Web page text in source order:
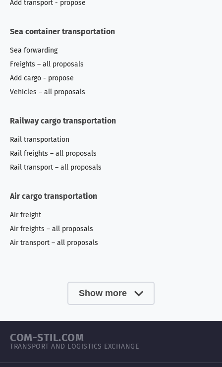
Add transport - propose
Sea container transportation
Sea forwarding
Freights – all proposals
Add cargo - propose
Vehicles – all proposals
Railway cargo transportation
Rail transportation
Rail freights – all proposals
Rail transport – all proposals
Air cargo transportation
Air freight
Air freights – all proposals
Air transport – all proposals
Show more
COM-STIL.COM
TRANSPORT AND LOGISTICS EXCHANGE